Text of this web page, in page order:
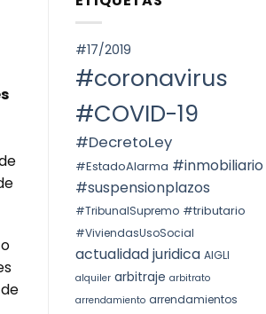
ОКРУГА
Voto
la
STS
la
prórroga
indefinida
#17/2019
#coronavirus
#COVID-19
#DecretoLey
#EstadoAlarma #inmobiliario
#suspensionplazos
#TribunalSupremo #tributario
#ViviendasUsoSocial
actualidad juridica AIGLI
alquiler arbitraje arbitrato
arrendamiento arrendamientos